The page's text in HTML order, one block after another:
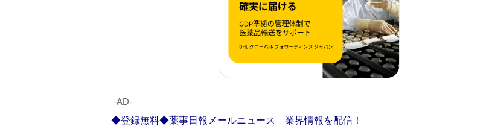
‐AD‐
◆登録無料◆薬事日報メールニュース 業界情報を配信！